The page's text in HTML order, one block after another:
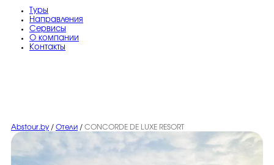
Туры
Направления
Сервисы
O компании
Контакты
Abstour.by / Отели / CONCORDE DE LUXE RESORT